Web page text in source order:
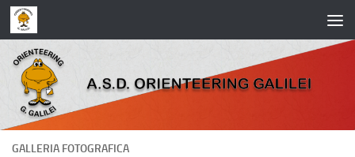
Salta al contenuto
GALLERIA FOTOGRAFICA